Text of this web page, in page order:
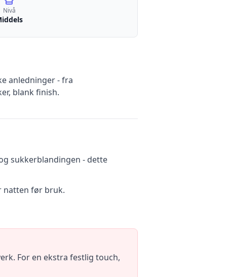
Nivå
anledninger - fra
blank finish.
sukkerblandingen - dette
natten før bruk.
For en ekstra festlig touch,